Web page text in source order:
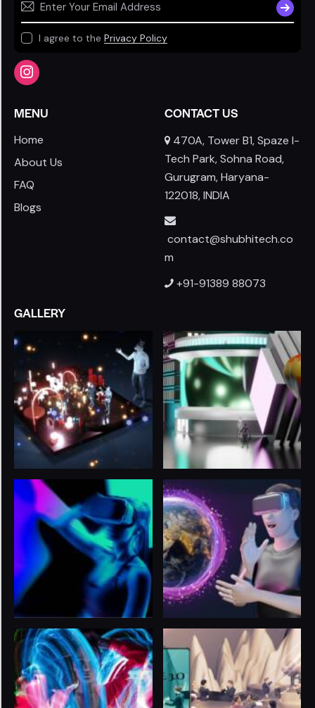
I agree to the Privacy Policy
MENU
Home
About Us
FAQ
Blogs
CONTACT US
470A, Tower B1, Spaze I-
Tech Park, Sohna Road,
Gurugram, Haryana-
122018, INDIA
contact@shubhitech.co
m
+91-91389 88073
GALLERY